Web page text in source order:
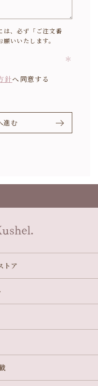
、必ず「ご注文番
いいたします。
＊
針へ同意する
進む
トア